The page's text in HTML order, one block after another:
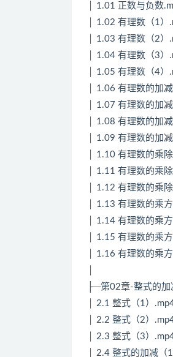
│ 1.01 正数与负数
│ 1.02 有理数（1）
│ 1.03 有理数（2）
│ 1.04 有理数（3）
│ 1.05 有理数（4）
│ 1.06 有理数的加
│ 1.07 有理数的加
│ 1.08 有理数的加
│ 1.09 有理数的加
│ 1.10 有理数的乘
│ 1.11 有理数的乘
│ 1.12 有理数的乘
│ 1.13 有理数的乘
│ 1.14 有理数的乘
│ 1.15 有理数的乘
│ 1.16 有理数的乘
├─第02章-整式的加
│ 2.1 整式（1）
│ 2.2 整式（2）
│ 2.3 整式（3）
│ 2.4 整式的加减（